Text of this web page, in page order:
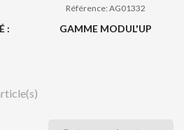
:
Référence: AG01332
GAMME MODUL'UP